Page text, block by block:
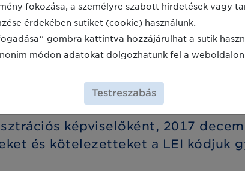
szervezet (LOU) közül 10 vagyis a csak 27%-uk
többsége az 1.00-es vagyis az elvárt érettségi
(LOU) adatminőségére vonatkozóan megtalálható
GS1-től, gyorsan és hatékonyan!
képviselőként, 2017
és kötelezetteket a LEI kódjuk
fokozása, a személyre szabott hirdetések vagy
érdekében sütiket (cookie) használunk.
gombra kattintva hozzájárulhat a sütik
módon adatokat dolgozhatunk fel a
Testreszabás